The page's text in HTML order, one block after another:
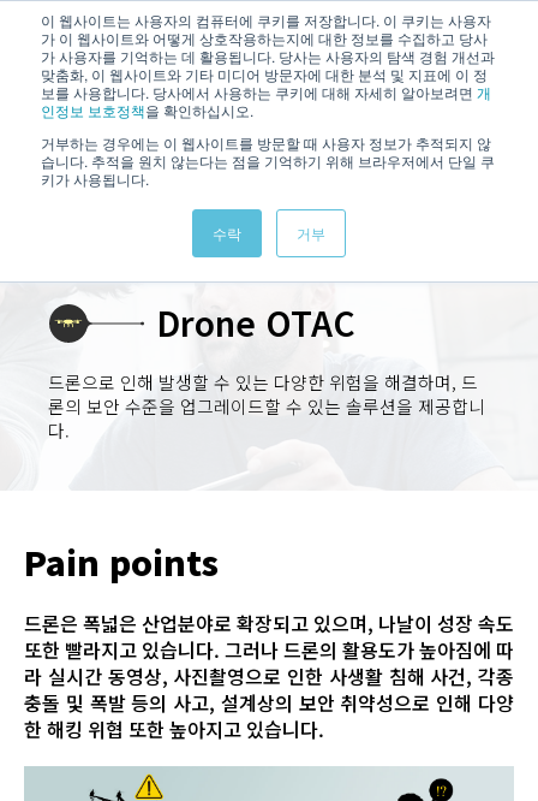
이 웹사이트는 사용자의 컴퓨터에 쿠키를 저장합니다. 이 쿠키는 사용자
가 이 웹사이트와 어떻게 상호작용하는지에 대한 정보를 수집하고 당사
가 사용자를 기억하는 데 활용됩니다. 당사는 사용자의 탐색 경험 개선과
맞춤화, 이 웹사이트와 기타 미디어 방문자에 대한 분석 및 지표에 이 정
보를 사용합니다. 당사에서 사용하는 쿠키에 대해 자세히 알아보려면 개
인정보 보호정책을 확인하십시오.
거부하는 경우에는 이 웹사이트를 방문할 때 사용자 정보가 추적되지 않
습니다. 추적을 원치 않는다는 점을 기억하기 위해 브라우저에서 단일 쿠
키가 사용됩니다.
수락 거부
KOREAN / ENGLISH
Drone OTAC
드론으로 인해 발생할 수 있는 다양한 위험을 해결하며, 드
론의 보안 수준을 업그레이드할 수 있는 솔루션을 제공합니
다.
Pain points
드론은 폭넓은 산업분야로 확장되고 있으며, 나날이 성장 속도
또한 빨라지고 있습니다. 그러나 드론의 활용도가 높아짐에 따
라 실시간 동영상, 사진촬영으로 인한 사생활 침해 사건, 각종
충돌 및 폭발 등의 사고, 설계상의 보안 취약성으로 인해 다양
한 해킹 위협 또한 높아지고 있습니다.